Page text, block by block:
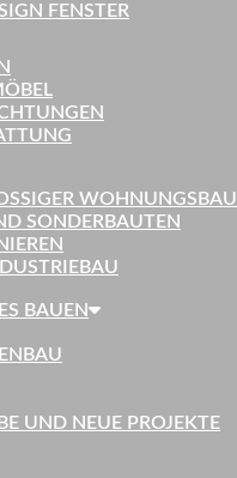
FENSTER
WOHNUNGSBAU
SONDERBAUTEN
BAUEN
UND NEUE PROJEKTE